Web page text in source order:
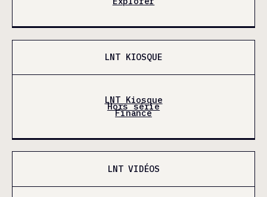
LNT KIOSQUE
LNT Kiosque
Hors série
Finance
LNT VIDÉOS